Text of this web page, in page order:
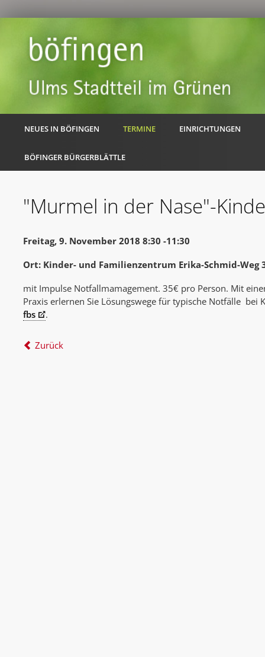
NEUES IN BÖFINGEN TERMINE EINRICHTUNGEN
BÖFINGER BÜRGERBLÄTTLE
"Murmel in der Nase"-
Freitag, 9. November 2018 8:30 -11:30
Ort: Kinder- und Familienzentrum Erika-Schmid-Weg
mit Impulse Notfallmamagement. 35€ pro Person. Mit
Praxis erlernen Sie Lösungswege für typische Notfälle bei
fbs
.
Zurück